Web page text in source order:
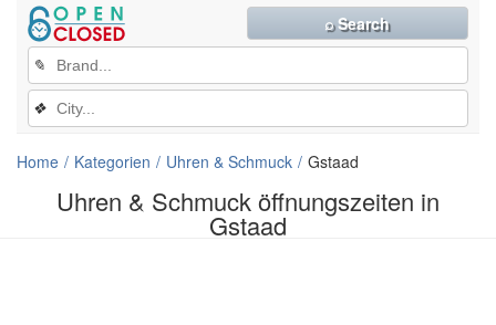
Uhren & Schmuck öffnungszeiten in
Gstaad
✎
❖
⌕ Search
Home Kategorien Uhren & Schmuck Gstaad